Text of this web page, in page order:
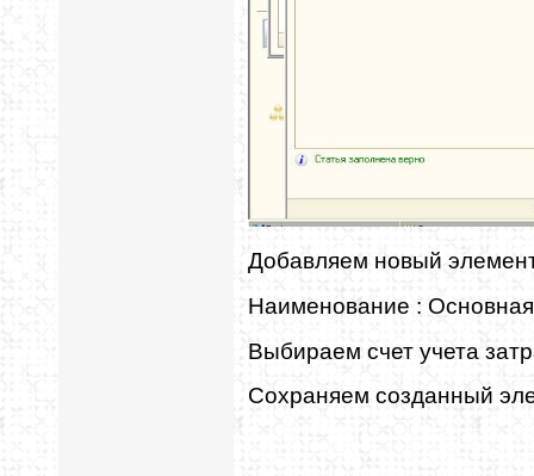
Добавляем новый
Наименование : Основная
Выбираем счет учета
Сохраняем созданный